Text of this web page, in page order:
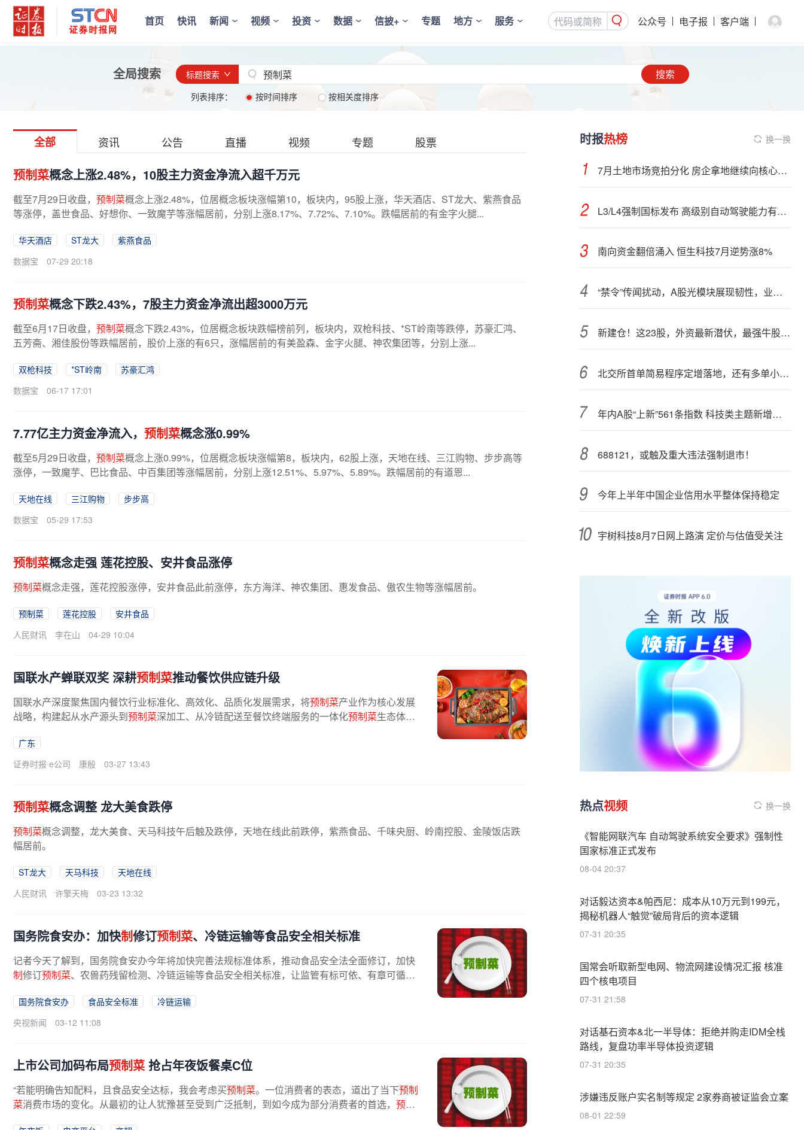
首页 快讯 新闻 视频 投资 数据 信披+ 专题 地方 服务 公众号 电子报 客户端
全局搜索 标题搜索 搜索
列表排序： 按时间排序 按相关度排序
全部 资讯 公告 直播 视频 专题 股票
预制菜概念上涨2.48%，10股主力资金净流入超千万元
截至7月29日收盘， 预制菜概念上涨2.48%，位居概念板块涨幅第10，板块内，95股上涨，华天酒店、ST龙大、紫燕食品
等涨停，盖世食品、好想你、一致魔芋等涨幅居前，分别上涨8.17%、7.72%、7.10%。跌幅居前的有金字火腿...
华天酒店 ST龙大
紫燕食品
数据宝
07-29 20:18
预制菜概念下跌2.43%，7股主力资金净流出超3000万元
截至6月17日收盘， 预制菜概念下跌2.43%，位居概念板块跌幅榜前列，板块内，双枪科技、*ST岭南等跌停，苏豪汇鸿、
五芳斋、湘佳股份等跌幅居前，股价上涨的有6只，涨幅居前的有美盈森、金字火腿、神农集团等，分别上涨...
双枪科技 *ST岭南
苏豪汇鸿
数据宝
06-17 17:01
7.77亿主力资金净流入， 预制菜概念涨0.99%
截至5月29日收盘， 预制菜概念上涨0.99%，位居概念板块涨幅第8，板块内，62股上涨，天地在线、三江购物、步步高等
涨停，一致魔芋、巴比食品、中百集团等涨幅居前，分别上涨12.51%、5.97%、5.89%。跌幅居前的有道恩...
天地在线 三江购物
步步高
数据宝
05-29 17:53
预制菜概念走强 莲花控股、安井食品涨停
预制菜概念走强，莲花控股涨停，安井食品此前涨停，东方海洋、神农集团、惠发食品、傲农生物等涨幅居前。
预制菜 莲花控股
安井食品
人民财讯
李在山 04-29 10:04
国联水产蝉联双奖 深耕预制菜推动餐饮供应链升级
国联水产深度聚焦国内餐饮行业标准化、高效化、品质化发展需求，将预制菜产业作为核心发展
战略，构建起从水产源头到预制菜深加工、从冷链配送至餐饮终端服务的一体化预制菜生态体
广东
证券时报·e公司
康殷 03-27 13:43
预制菜概念调整 龙大美食跌停
预制菜概念调整，龙大美食、天马科技午后触及跌停，天地在线此前跌停，紫燕食品、千味央厨、岭南控股、金陵饭店跌
幅居前。
ST龙大 天马科技
天地在线
人民财讯
许擎天梅 03-23 13:32
国务院食安办：加快制修订预制菜、冷链运输等食品安全相关标准
记者今天了解到，国务院食安办今年将加快完善法规标准体系，推动食品安全法全面修订，加快
制修订预制菜、农兽药残留检测、冷链运输等食品安全相关标准，让监管有标可依、有章可循。
国务院食安办 食品安全标准
冷链运输
央视新闻
03-12 11:08
上市公司加码布局预制菜抢占年夜饭餐桌C位
“若能明确告知配料，且食品安全达标，我会考虑买预制菜。一位消费者的表态，道出了当下预制
菜消费市场的变化。从最初的让人犹豫甚至受到广泛抵制，到如今成为部分消费者的首选， 预制
时报热榜 换一换
7月土地市场竞拍分化 房企拿地继续向核心城市聚集
L3/L4强制国标发布 高级别自动驾驶能力有望看齐“老司机”
南向资金翻倍涌入 恒生科技7月逆势涨8%
“禁令”传闻扰动，A股光模块展现韧性，业内人士：预计落地难度大
新建仓！这23股，外资最新潜伏，最强牛股在列
北交所首单简易程序定增落地，还有多单小额快速融资推进中
年内A股“上新”561条指数 科技类主题新增较多
688121，或触及重大违法强制退市！
今年上半年中国企业信用水平整体保持稳定
宇树科技8月7日网上路演 定价与估值受关注
热点视频 换一换
《智能网联汽车 自动驾驶系统安全要求》强制性
国家标准正式发布
08-04 20:37
对话毅达资本&帕西尼：成本从10万元到199元，
揭秘机器人“触觉”破局背后的资本逻辑
07-31 20:35
国常会听取新型电网、物流网建设情况汇报 核准
四个核电项目
07-31 21:58
对话基石资本&北一半导体：拒绝并购走IDM全栈
路线，复盘功率半导体投资逻辑
07-31 20:35
涉嫌违反账户实名制等规定 2家券商被证监会立案
08-01 22:59